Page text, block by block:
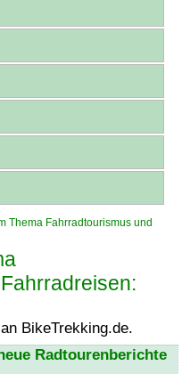
Thema Fahrradtourismus und
an BikeTrekking.de.
Radtourenberichte